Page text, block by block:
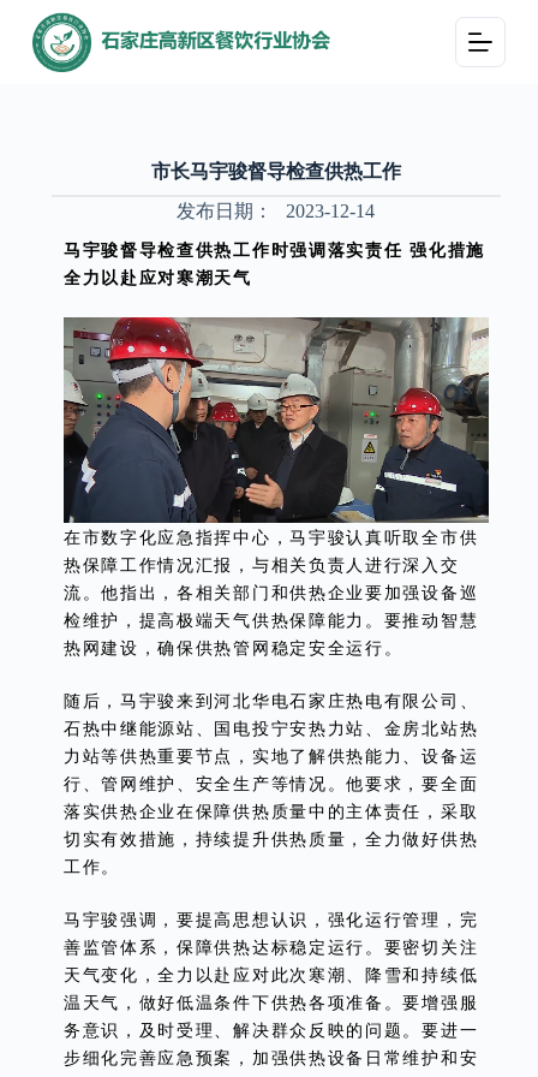
跳
过
市长马宇骏督导检查供热工作
发布日期：
2023-12-14
马宇骏督导检查供热工作时强调 落实责任 强化措施
全力以赴应对寒潮天气
在市数字化应急指挥中心，马宇骏认真听取全市供
热保障工作情况汇报，与相关负责人进行深入交
流。他指出，各相关部门和供热企业要加强设备巡
检维护，提高极端天气供热保障能力。要推动智慧
热网建设，确保供热管网稳定安全运行。
随后，马宇骏来到河北华电石家庄热电有限公司、
石热中继能源站、国电投宁安热力站、金房北站热
力站等供热重要节点，实地了解供热能力、设备运
行、管网维护、安全生产等情况。他要求，要全面
落实供热企业在保障供热质量中的主体责任，采取
切实有效措施，持续提升供热质量，全力做好供热
工作。
马宇骏强调，要提高思想认识，强化运行管理，完
善监管体系，保障供热达标稳定运行。要密切关注
天气变化，全力以赴应对此次寒潮、降雪和持续低
温天气，做好低温条件下供热各项准备。要增强服
务意识，及时受理、解决群众反映的问题。要进一
步细化完善应急预案，加强供热设备日常维护和安